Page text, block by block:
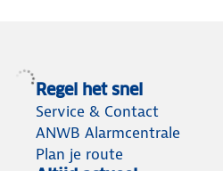
Regel het snel
Service & Contact
ANWB Alarmcentrale
Plan je route